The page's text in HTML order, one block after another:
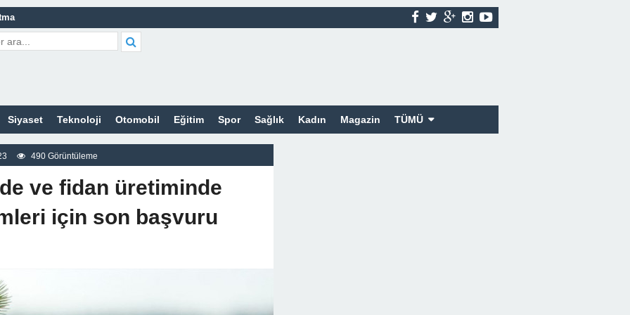
Nelerdir?
Nelerdir?
Nelerdir?
Sitesi
Siyaset Teknoloji Otomobil Eğitim Spor Sağlık Kadın Magazin TÜMÜ
490 Görüntüleme
ve fidan üretiminde
için son başvuru